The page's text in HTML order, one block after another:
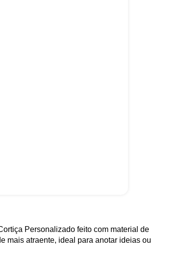
Personalizado feito com material de
mais atraente, ideal para anotar ideias ou